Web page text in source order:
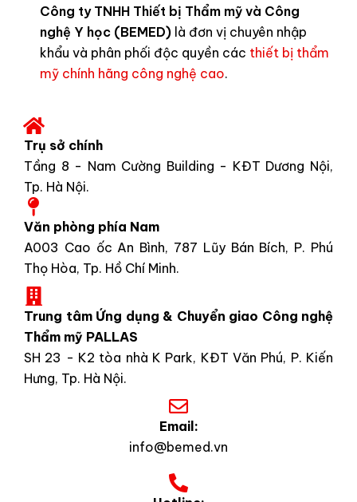
Công ty TNHH Thiết bị Thẩm mỹ và Công
nghệ Y học (BEMED) là đơn vị chuyên nhập
khẩu và phân phối độc quyền các thiết bị thẩm
mỹ chính hãng công nghệ cao.
Trụ sở chính
Tầng 8 - Nam Cường Building - KĐT Dương Nội,
Tp. Hà Nội.
Văn phòng phía Nam
A003 Cao ốc An Bình, 787 Lũy Bán Bích, P. Phú
Thọ Hòa, Tp. Hồ Chí Minh.
Trung tâm Ứng dụng & Chuyển giao Công nghệ
Thẩm mỹ PALLAS
SH 23 - K2 tòa nhà K Park, KĐT Văn Phú, P. Kiến
Hưng, Tp. Hà Nội.
Email:
info@bemed.vn